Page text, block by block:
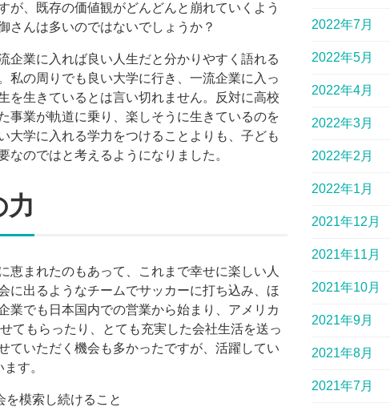
が、既存の価値観がどんどんと崩れていくよう
さんは多いのではないでしょうか？
企業に入れば良い人生だと分かりやすく語れる
私の周りでも良い大学に行き、一流企業に入っ
を生きているとは言い切れません。反対に高校
事業が軌道に乗り、楽しそうに生きているのを
大学に入れる学力をつけることよりも、子ども
のではと考えるようになりました。
恵まれたのもあって、これまで幸せに楽しい人
に出るようなチームでサッカーに打ち込み、ほ
業でも日本国内での営業から始まり、アメリカ
てもらったり、とても充実した会社生活を送っ
ていただく機会も多かったですが、活躍してい
す。
模索し続けること
2022年7月
2022年5月
2022年4月
2022年3月
2022年2月
2022年1月
2021年12月
2021年11月
2021年10月
2021年9月
2021年8月
2021年7月